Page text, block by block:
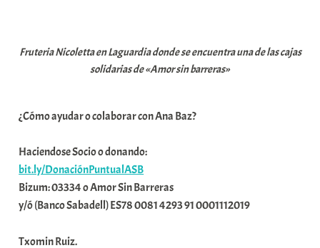
Fruteria Nicoletta en Laguardia donde se encuentra una de las cajas
solidarias de «Amor sin barreras»
¿Cómo ayudar o colaborar con Ana Baz?
Haciendose Socio o donando:
bit.ly/DonaciónPuntualASB
Bizum: 03334 o Amor Sin Barreras
y/ó (Banco Sabadell) ES78 0081 4293 91 0001112019
Txomin Ruiz.